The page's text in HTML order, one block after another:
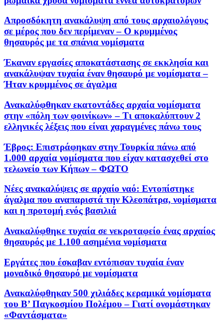
Απροσδόκητη ανακάλυψη από τους αρχαιολόγους
σε μέρος που δεν περίμεναν – Ο κρυμμένος
θησαυρός με τα σπάνια νομίσματα
Έκαναν εργασίες αποκατάστασης σε εκκλησία και
ανακάλυψαν τυχαία έναν θησαυρό με νομίσματα –
Ήταν κρυμμένος σε άγαλμα
Ανακαλύφθηκαν εκατοντάδες αρχαία νομίσματα
στην «πόλη των φοινίκων» – Τι αποκαλύπτουν 2
ελληνικές λέξεις που είναι χαραγμένες πάνω τους
Έβρος: Επιστράφηκαν στην Τουρκία πάνω από
1.000 αρχαία νομίσματα που είχαν κατασχεθεί στο
τελωνείο των Κήπων – ΦΩΤΟ
Νέες ανακαλύψεις σε αρχαίο ναό: Εντοπίστηκε
άγαλμα που αναπαριστά την Κλεοπάτρα, νομίσματα
και η προτομή ενός βασιλιά
Ανακαλύφθηκε τυχαία σε νεκροταφείο ένας αρχαίος
θησαυρός με 1.100 ασημένια νομίσματα
Εργάτες που έσκαβαν εντόπισαν τυχαία έναν
μοναδικό θησαυρό με νομίσματα
Ανακαλύφθηκαν 500 χιλιάδες κεραμικά νομίσματα
του Β’ Παγκοσμίου Πολέμου – Γιατί ονομάστηκαν
«Φαντάσματα»